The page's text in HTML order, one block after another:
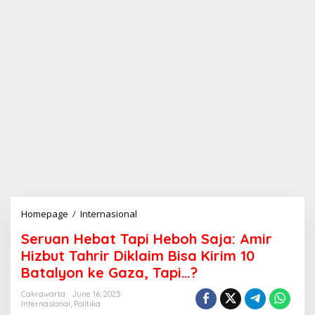
Homepage / Internasional
r
u
a
n
Seruan Hebat Tapi Heboh Saja: Amir
Hizbut Tahrir Diklaim Bisa Kirim 10
Batalyon ke Gaza, Tapi…?
Cakrawarta
June 16, 2025
Internasional, Politika